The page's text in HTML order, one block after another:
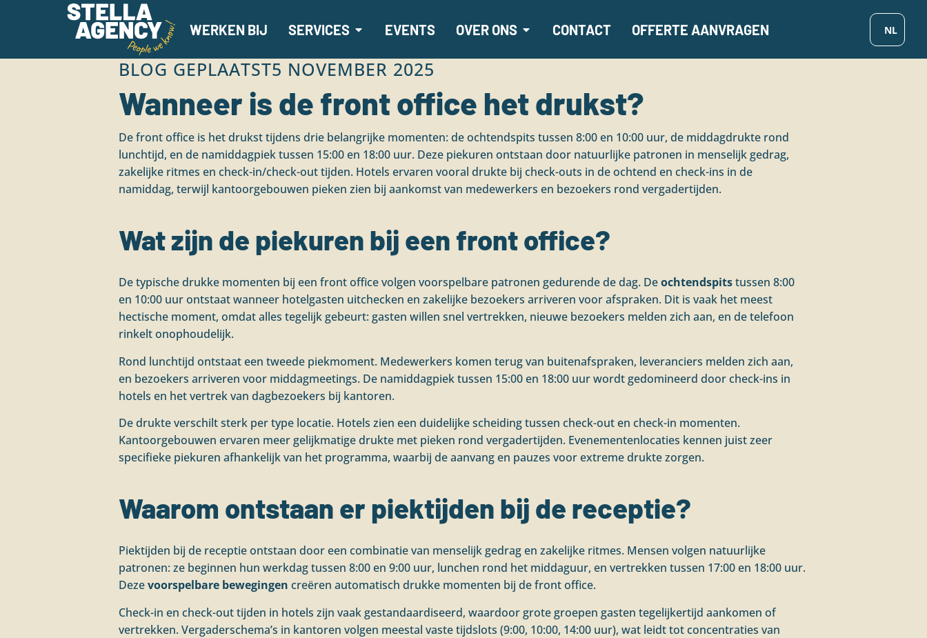
WERKEN BIJ SERVICES EVENTS OVER ONS CONTACT OFFERTE AANVRAGEN
BLOG GEPLAATST5 NOVEMBER 2025
Wanneer is de front office het drukst?
De front office is het drukst tijdens drie belangrijke momenten: de ochtendspits tussen 8:00 en 10:00 uur, de middagdrukte rond
lunchtijd, en de namiddagpiek tussen 15:00 en 18:00 uur. Deze piekuren ontstaan door natuurlijke patronen in menselijk gedrag,
zakelijke ritmes en check-in/check-out tijden. Hotels ervaren vooral drukte bij check-outs in de ochtend en check-ins in de
namiddag, terwijl kantoorgebouwen pieken zien bij aankomst van medewerkers en bezoekers rond vergadertijden.
Wat zijn de piekuren bij een front office?
De typische drukke momenten bij een front office volgen voorspelbare patronen gedurende de dag. Deochtendspitstussen 8:00
en 10:00 uur ontstaat wanneer hotelgasten uitchecken en zakelijke bezoekers arriveren voor afspraken. Dit is vaak het meest
hectische moment, omdat alles tegelijk gebeurt: gasten willen snel vertrekken, nieuwe bezoekers melden zich aan, en de telefoon
rinkelt onophoudelijk.
Rond lunchtijd ontstaat een tweede piekmoment. Medewerkers komen terug van buitenafspraken, leveranciers melden zich aan,
en bezoekers arriveren voor middagmeetings. De namiddagpiek tussen 15:00 en 18:00 uur wordt gedomineerd door check-ins in
hotels en het vertrek van dagbezoekers bij kantoren.
De drukte verschilt sterk per type locatie. Hotels zien een duidelijke scheiding tussen check-out en check-in momenten.
Kantoorgebouwen ervaren meer gelijkmatige drukte met pieken rond vergadertijden. Evenementenlocaties kennen juist zeer
specifieke piekuren afhankelijk van het programma, waarbij de aanvang en pauzes voor extreme drukte zorgen.
Waarom ontstaan er piektijden bij de receptie?
Piektijden bij de receptie ontstaan door een combinatie van menselijk gedrag en zakelijke ritmes. Mensen volgen natuurlijke
patronen: ze beginnen hun werkdag tussen 8:00 en 9:00 uur, lunchen rond het middaguur, en vertrekken tussen 17:00 en 18:00 uur.
Dezevoorspelbare bewegingen creëren automatisch drukke momenten bij de front office.
Check-in en check-out tijden in hotels zijn vaak gestandaardiseerd, waardoor grote groepen gasten tegelijkertijd aankomen of
vertrekken. Vergaderschema’s in kantoren volgen meestal vaste tijdslots (9:00, 10:00, 14:00 uur), wat leidt tot concentraties van